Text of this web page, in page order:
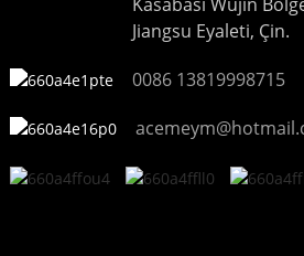
Jiangsu Eyaleti, Çin.
0086 13819998715